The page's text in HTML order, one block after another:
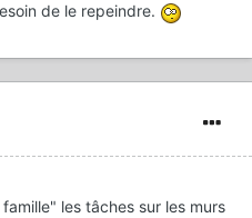
de le repeindre.
les tâches sur les murs